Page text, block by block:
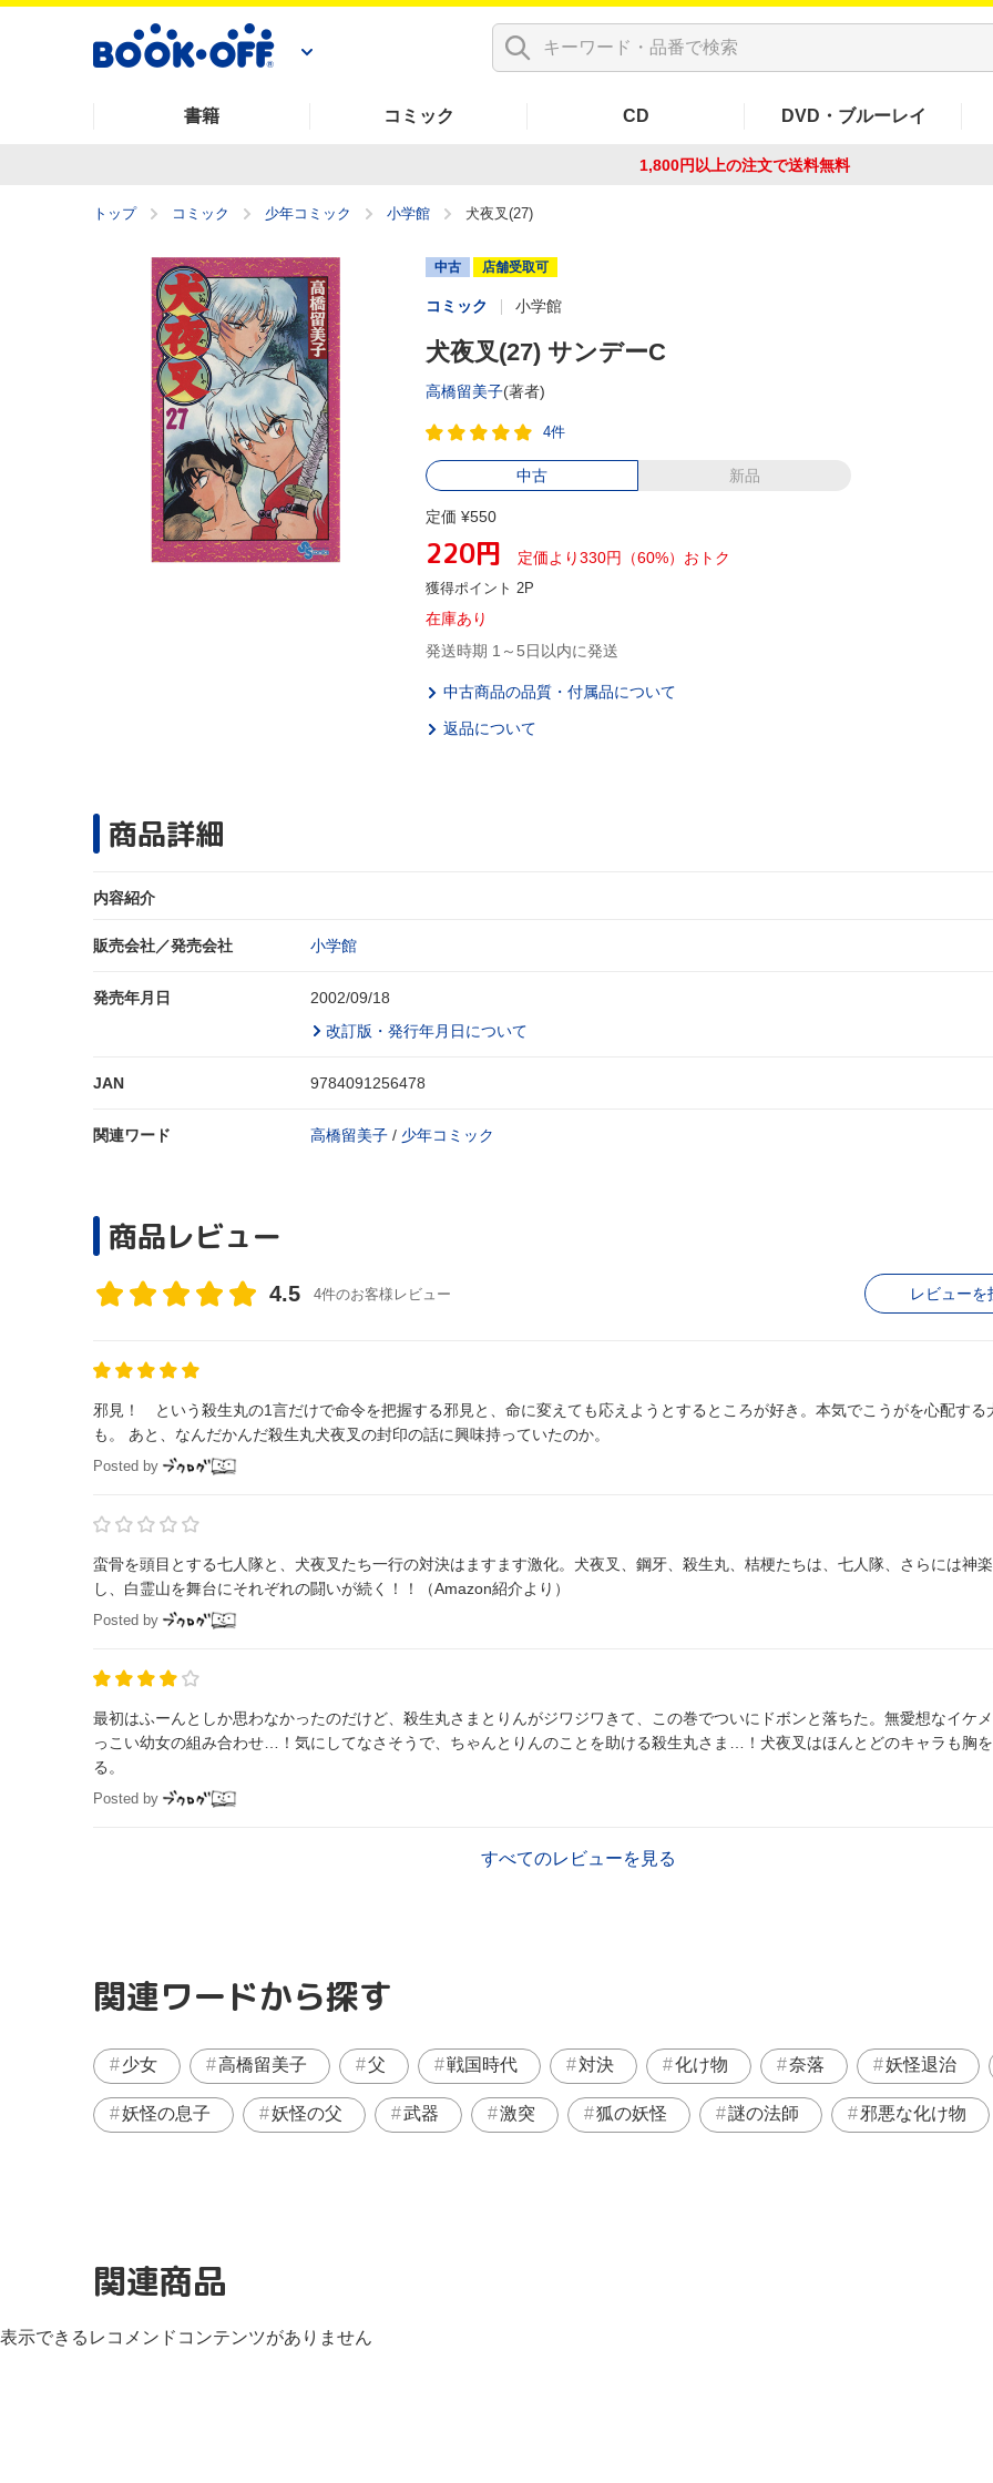
書籍 コミック CD DVD・ブルーレイ
1,800円以上の注文で送料無料
トップ コミック 少年コミック 小学館 犬夜叉(27)
中古 店舗受取可
コミック 小学館
犬夜叉(27) サンデーC
高橋留美子(著者)
4件
中古 新品
定価 ¥550
220円 定価より330円（60%）おトク
獲得ポイント 2P
在庫あり
発送時期 1～5日以内に発送
中古商品の品質・付属品について
返品について
商品詳細
内容紹介
販売会社／発売会社 小学館
発売年月日
2002/09/18
改訂版・発行年月日について
JAN 9784091256478
関連ワード 高橋留美子 / 少年コミック
商品レビュー
4.5 4件のお客様レビュー レビューを
邪見！ という殺生丸の1言だけで命令を把握する邪見と、命に変えても応えようとするところが好き。本気でこうがを心配する
も。 あと、なんだかんだ殺生丸犬夜叉の封印の話に興味持っていたのか。
Posted by
蛮骨を頭目とする七人隊と、犬夜叉たち一行の対決はますます激化。犬夜叉、鋼牙、殺生丸、桔梗たちは、七人隊、さらには神
し、白霊山を舞台にそれぞれの闘いが続く！！（Amazon紹介より）
Posted by
最初はふーんとしか思わなかったのだけど、殺生丸さまとりんがジワジワきて、この巻でついにドボンと落ちた。無愛想なイケ
っこい幼女の組み合わせ…！気にしてなさそうで、ちゃんとりんのことを助ける殺生丸さま…！犬夜叉はほんとどのキャラも胸を
る。
Posted by
すべてのレビューを見る
関連ワードから探す
少女 高橋留美子 父 戦国時代 対決 化け物 奈落 妖怪退治
妖怪の息子 妖怪の父 武器 激突 狐の妖怪 謎の法師 邪悪な化け物
関連商品
表示できるレコメンドコンテンツがありません